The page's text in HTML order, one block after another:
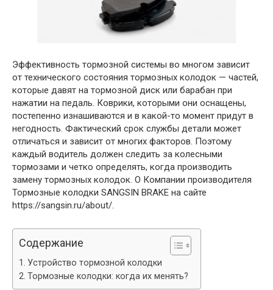
Эффективность тормозной системы во многом зависит
от технического состояния тормозных колодок — частей,
которые давят на тормозной диск или барабан при
нажатии на педаль. Коврики, которыми они оснащены,
постепенно изнашиваются и в какой-то момент придут в
негодность. Фактический срок службы детали может
отличаться и зависит от многих факторов. Поэтому
каждый водитель должен следить за колесными
тормозами и четко определять, когда производить
замену тормозных колодок. О Компании производителя
Тормозные колодки SANGSIN BRAKE на сайте
https://sangsin.ru/about/.
Содержание
Устройство тормозной колодки
Тормозные колодки: когда их менять?